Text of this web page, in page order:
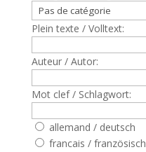
Plein texte / Volltext:
Auteur / Autor:
Mot clef / Schlagwort:
allemand / deutsch
francais / französisch